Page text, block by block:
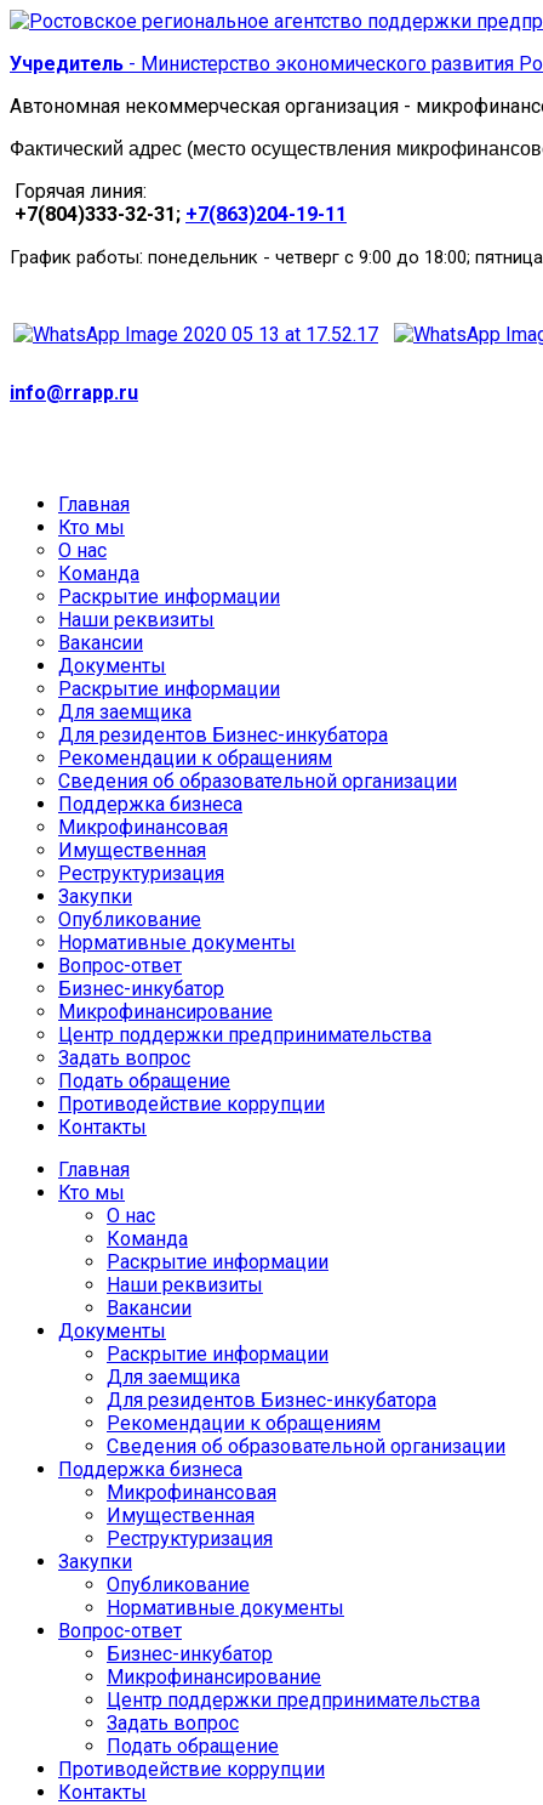
Учредитель - Министерство экономического развития
Автономная некоммерческая организация -
Фактический адрес (место осуществления
Горячая линия:
+7(804)333-32-31; +7(863)204-19-11
График работы: понедельник - четверг с 9:00 до 18:00;
info@rrapp.ru
Главная
Кто мы
О нас
Команда
Раскрытие информации
Наши реквизиты
Вакансии
Документы
Раскрытие информации
Для заемщика
Для резидентов Бизнес-инкубатора
Рекомендации к обращениям
Сведения об образовательной организации
Поддержка бизнеса
Микрофинансовая
Имущественная
Реструктуризация
Закупки
Опубликование
Нормативные документы
Вопрос-ответ
Бизнес-инкубатор
Микрофинансирование
Центр поддержки предпринимательства
Задать вопрос
Подать обращение
Противодействие коррупции
Контакты
Главная
Кто мы
О нас
Команда
Раскрытие информации
Наши реквизиты
Вакансии
Документы
Раскрытие информации
Для заемщика
Для резидентов Бизнес-инкубатора
Рекомендации к обращениям
Сведения об образовательной организации
Поддержка бизнеса
Микрофинансовая
Имущественная
Реструктуризация
Закупки
Опубликование
Нормативные документы
Вопрос-ответ
Бизнес-инкубатор
Микрофинансирование
Центр поддержки предпринимательства
Задать вопрос
Подать обращение
Противодействие коррупции
Контакты